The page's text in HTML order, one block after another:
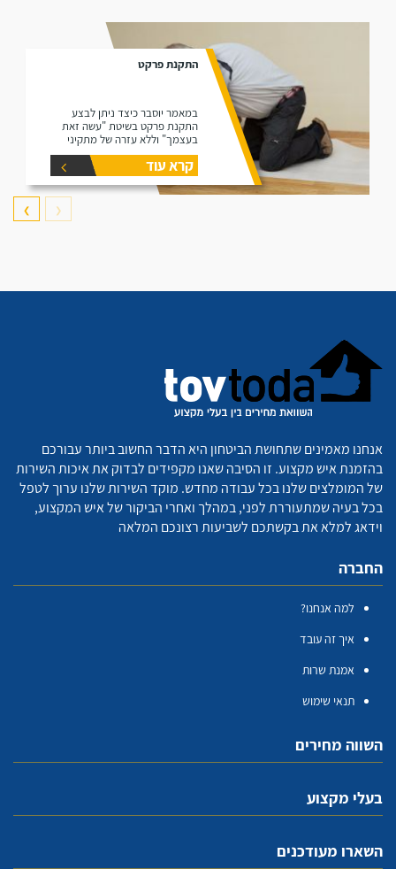
התקנת פרקט
במאמר יוסבר כיצד ניתן לבצע
התקנת פרקט בשיטת "עשה זאת
בעצמך" וללא עזרה של מתקיני
פרקטים.
קרא עוד
❮
❯
אנחנו מאמינים שתחושת הביטחון היא הדבר החשוב ביותר עבורכם
בהזמנת איש מקצוע. זו הסיבה שאנו מקפידים לבדוק את איכות השירות
של המומלצים שלנו בכל עבודה מחדש. מוקד השירות שלנו ערוך לטפל
בכל בעיה שמתעוררת לפני, במהלך ואחרי הביקור של איש המקצוע,
וידאג למלא את בקשתכם לשביעות רצונכם המלאה
החברה
למה אנחנו?
איך זה עובד
אמנת שרות
תנאי שימוש
השווה מחירים
בעלי מקצוע
השארו מעודכנים